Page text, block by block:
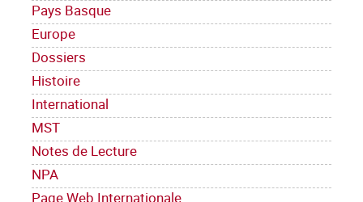
Pays Basque
Europe
Dossiers
Histoire
International
MST
Notes de Lecture
NPA
Page Web Internationale